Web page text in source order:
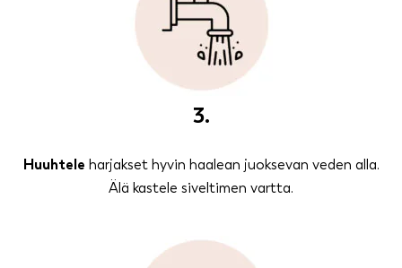
3.
Huuhtele harjakset hyvin haalean juoksevan veden alla.
Älä kastele siveltimen vartta.